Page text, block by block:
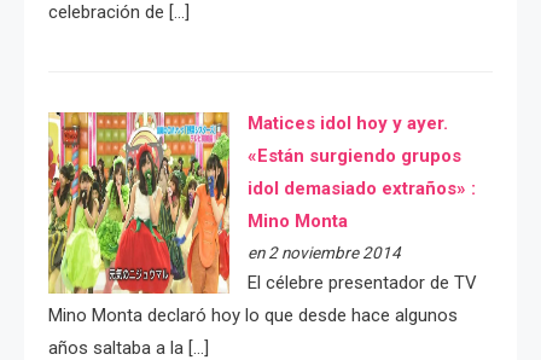
celebración de […]
Matices idol hoy y ayer.
«Están surgiendo grupos
idol demasiado extraños» :
Mino Monta
en 2 noviembre 2014
El célebre presentador de TV
Mino Monta declaró hoy lo que desde hace algunos
años saltaba a la […]